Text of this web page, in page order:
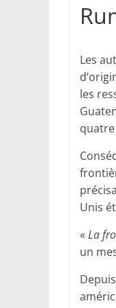
Les
les
Unis
« La
un